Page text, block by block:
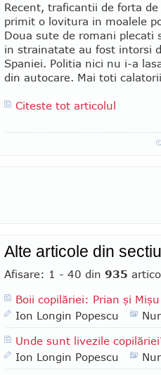
Recent, traficantii de forta
primit o lovitura in moalele
Doua sute de romani plecati
in strainatate au fost intorsi
Spaniei. Politia nici nu i-a
din autocare. Mai toti
Citeste tot articolul
Alte articole din
Afisare: 1 - 40 din 935
Boii copilăriei: Prian şi Mişu
Ion Longin Popescu
Unde sunt livezile
Ion Longin Popescu